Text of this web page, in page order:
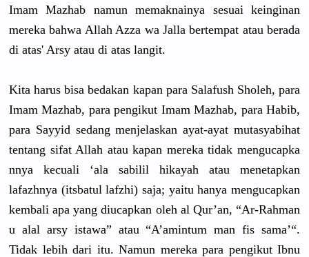
Imam Mazhab namun memaknainya sesuai keinginan
mereka bahwa Allah Azza wa Jalla bertempat atau berada
di atas' Arsy atau di atas langit.
Kita harus bisa bedakan kapan para Salafush Sholeh, para
Imam Mazhab, para pengikut Imam Mazhab, para Habib,
para Sayyid sedang menjelaskan ayat-ayat mutasyabihat
tentang sifat Allah atau kapan mereka tidak mengucapka
nnya kecuali ‘ala sabilil hikayah atau menetapkan
lafazhnya (itsbatul lafzhi) saja; yaitu hanya mengucapkan
kembali apa yang diucapkan oleh al Qur’an, “Ar-Rahman
u alal arsy istawa” atau “A’amintum man fis sama’“.
Tidak lebih dari itu. Namun mereka para pengikut Ibnu